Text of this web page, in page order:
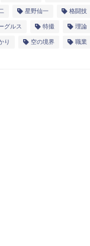
星野仙一 格闘技
グルス 特撮 理論
り 空の境界 職業